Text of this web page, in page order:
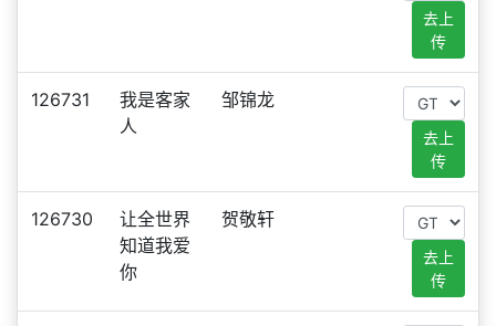
去上
传
126731
我是客家
人
邹锦龙
去上
传
126730
让全世界
知道我爱
你
贺敬轩
去上
传